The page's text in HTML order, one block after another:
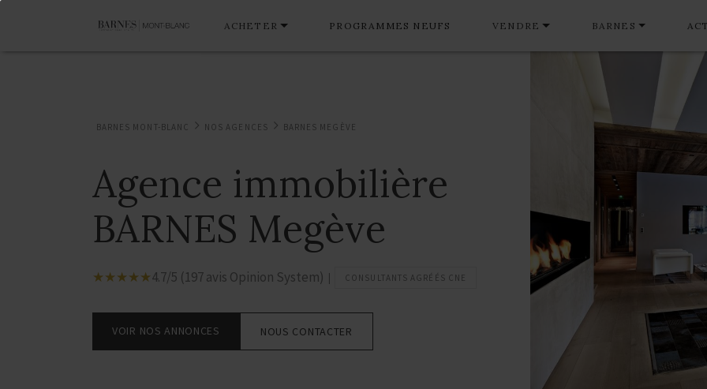
ACHETER PROGRAMMES NEUFS VENDRE BARNES
BARNES MONT-BLANC NOS AGENCES BARNES MEGÈVE
Agence immobilière
BARNES Megève
☆☆☆☆☆
★★★★★4.7/5 (197 avis Opinion System) | CONSULTANTS AGRÉÉS CNE
VOIR NOS ANNONCES NOUS CONTACTER